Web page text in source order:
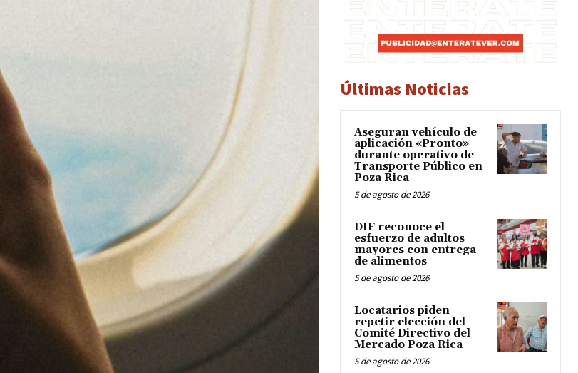
Últimas Noticias
Aseguran vehículo de
aplicación «Pronto»
durante operativo de
Transporte Público en
Poza Rica
5 de agosto de 2026
DIF reconoce el
esfuerzo de adultos
mayores con entrega
de alimentos
5 de agosto de 2026
Locatarios piden
repetir elección del
Comité Directivo del
Mercado Poza Rica
5 de agosto de 2026